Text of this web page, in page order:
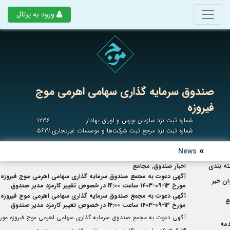
ورود به پرتال
صندوق سرمایه گذاری سهامی اهرمی موج
فیروزه
شماره ثبت نزد سازمان بورس و اوراق بهادار
۱۲۱۹۶
شماره ثبت نزد مرجع ثبت شرکت‌ها و موسسات غیرتجاری۵۶۱۹۱
News
بندی
اخبار صندوق, مجامع
خبر
آگهی دعوت به مجمع صندوق سرمایه گذاری سهامی اهرمی موج فیروزه
مورخ 13-09-۱۴۰۳ ساعت 14:۰۰ در خصوص تغییر کارمزد مدیر صندوق
آگهی دعوت به مجمع صندوق سرمایه گذاری سهامی اهرمی موج فیروزه
مورخ 13-09-۱۴۰۳ ساعت 14:۰۰ در خصوص تغییر کارمزد مدیر صندوق
آگهی دعوت به مجمع صندوق سرمایه گذاری سهامی اهرمی موج فیروزه